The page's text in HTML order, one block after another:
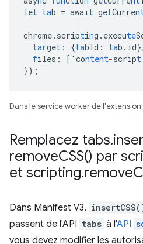
let tab = await getCurre
chrome.scripting.execute
target : {tabId : tab.id},
files : [ 'content-script
});
Dans le service worker de l'extension.
Remplacez tabs.
removeCSS() par
et scripting.remove
Dans Manifest V3,
passent de l'API tabs à l'API
vous devez modifier les